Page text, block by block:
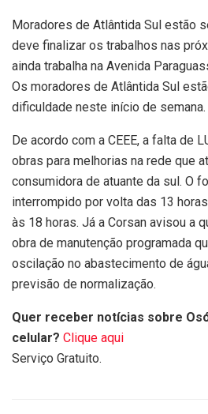
Moradores de Atlântida Sul estão
deve finalizar os trabalhos nas
ainda trabalha na Avenida
Os moradores de Atlântida Sul
dificuldade neste início de semana.
De acordo com a CEEE, a falta de
obras para melhorias na rede que
consumidora de atuante da sul. O
interrompido por volta das 13
às 18 horas. Já a Corsan avisou a
obra de manutenção programada
oscilação no abastecimento de
previsão de normalização.
Quer receber notícias sobre
celular? Clique aqui
Serviço Gratuito.